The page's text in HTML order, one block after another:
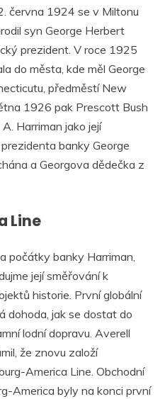
června 1924 se v Miltonu
syn George Herbert
prezident. V roce 1925
do města, kde měl George
předměstí New
1926 pak Prescott Bush
Harriman jako její
banky George
a Georgova dědečka z
Line
počátky banky Harriman,
její směřování k
historie. První globální
dohoda, jak se dostat do
lodní dopravu. Averell
že znovu založí
America Line. Obchodní
America byly na konci první